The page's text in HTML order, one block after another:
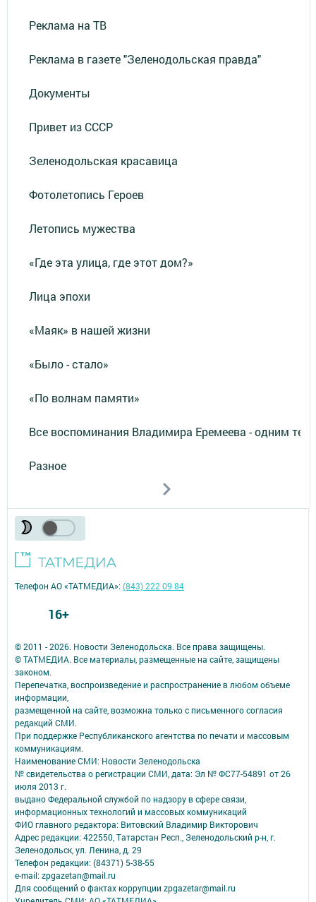
Реклама на ТВ
Реклама в газете "Зеленодольская правда"
Документы
Привет из СССР
Зеленодольская красавица
Фотолетопись Героев
Летопись мужества
«Где эта улица, где этот дом?»
Лица эпохи
«Маяк» в нашей жизни
«Было - стало»
«По волнам памяти»
Все воспоминания Владимира Еремеева - одним
Разное
© 2011 - 2026. Новости Зеленодольска. Все права защищены.
© ТАТМЕДИА. Все материалы, размещенные на сайте, защищены
законом.
Перепечатка, воспроизведение и распространение в любом объеме
информации,
размещенной на сайте, возможна только с письменного согласия
редакций СМИ.
При поддержке Республиканского агентства по печати и массовым
коммуникациям.
Наименование СМИ: Новости Зеленодольска
№ свидетельства о регистрации СМИ, дата: Эл № ФС77-54891 от 26
июля 2013 г.
выдано Федеральной службой по надзору в сфере связи,
информационных технологий и массовых коммуникаций
ФИО главного редактора: Витовский Владимир Викторович
Адрес редакции: 422550, Татарстан Респ., Зеленодольский р-н, г.
Зеленодольск, ул. Ленина, д. 29
Телефон редакции: (84371) 5-38-55
e-mail: zpgazetan@mail.ru
Для сообщений о фактах коррупции zpgazetar@mail.ru
Телефон АО «ТАТМЕДИА»:(843) 222 09 84
16+